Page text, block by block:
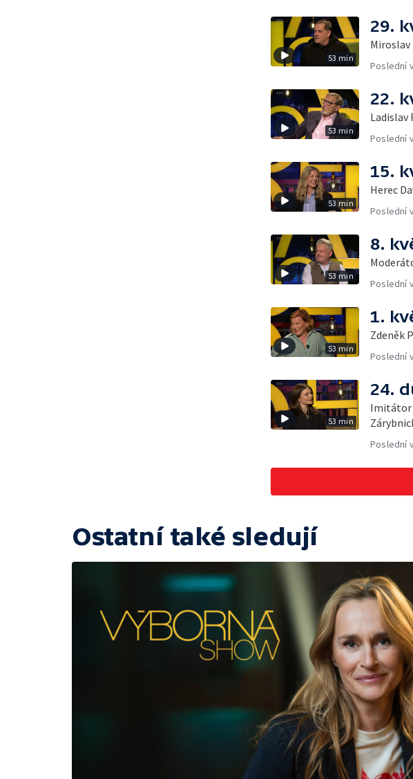
53 min
29.
Poslední
53 min
22.
Ladislav
Poslední
53 min
15.
Herec
Poslední
53 min
8.
Poslední
53 min
1.
Zdeněk
Poslední
53 min
24.
Imitátor
Poslední
Ostatní také sledují